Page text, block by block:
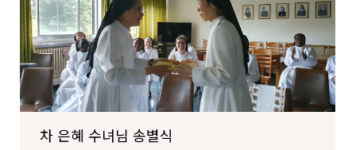
차 은혜 수녀님 송별식